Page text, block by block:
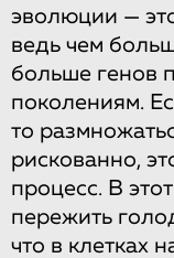
эволюции —
ведь чем
больше генов
поколениям.
то
рискованно,
процесс. В
пережить
что в клетках